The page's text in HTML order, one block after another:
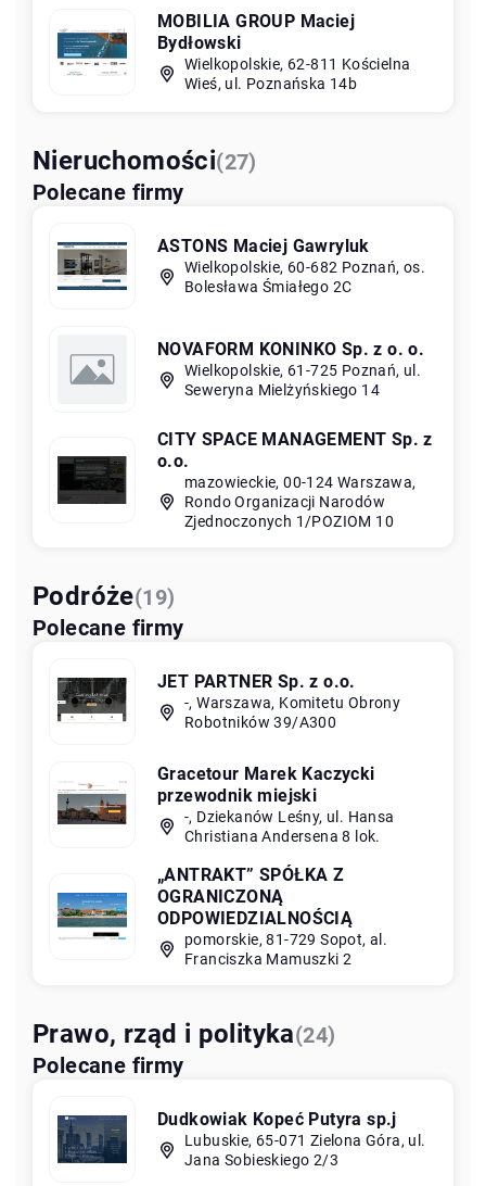
MOBILIA GROUP Maciej
Bydłowski
Wielkopolskie, 62-811 Kościelna
Wieś, ul. Poznańska 14b
Nieruchomości(27)
Polecane firmy
ASTONS Maciej Gawryluk
Wielkopolskie, 60-682 Poznań, os.
Bolesława Śmiałego 2C
NOVAFORM KONINKO Sp. z o. o.
Wielkopolskie, 61-725 Poznań, ul.
Seweryna Mielżyńskiego 14
CITY SPACE MANAGEMENT Sp. z
o.o.
mazowieckie, 00-124 Warszawa,
Rondo Organizacji Narodów
Zjednoczonych 1/POZIOM 10
Podróże(19)
Polecane firmy
JET PARTNER Sp. z o.o.
-, Warszawa, Komitetu Obrony
Robotników 39/A300
Gracetour Marek Kaczycki
przewodnik miejski
-, Dziekanów Leśny, ul. Hansa
Christiana Andersena 8 lok.
„ANTRAKT” SPÓŁKA Z
OGRANICZONĄ
ODPOWIEDZIALNOŚCIĄ
pomorskie, 81-729 Sopot, al.
Franciszka Mamuszki 2
Prawo, rząd i polityka(24)
Polecane firmy
Dudkowiak Kopeć Putyra sp.j
Lubuskie, 65-071 Zielona Góra, ul.
Jana Sobieskiego 2/3